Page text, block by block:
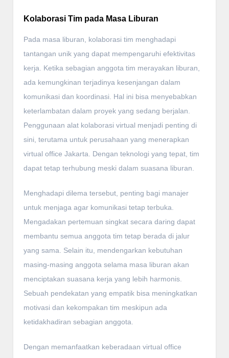
Kolaborasi Tim pada Masa Liburan
Pada masa liburan, kolaborasi tim menghadapi
tantangan unik yang dapat mempengaruhi efektivitas
kerja. Ketika sebagian anggota tim merayakan liburan,
ada kemungkinan terjadinya kesenjangan dalam
komunikasi dan koordinasi. Hal ini bisa menyebabkan
keterlambatan dalam proyek yang sedang berjalan.
Penggunaan alat kolaborasi virtual menjadi penting di
sini, terutama untuk perusahaan yang menerapkan
virtual office Jakarta. Dengan teknologi yang tepat, tim
dapat tetap terhubung meski dalam suasana liburan.
Menghadapi dilema tersebut, penting bagi manajer
untuk menjaga agar komunikasi tetap terbuka.
Mengadakan pertemuan singkat secara daring dapat
membantu semua anggota tim tetap berada di jalur
yang sama. Selain itu, mendengarkan kebutuhan
masing-masing anggota selama masa liburan akan
menciptakan suasana kerja yang lebih harmonis.
Sebuah pendekatan yang empatik bisa meningkatkan
motivasi dan kekompakan tim meskipun ada
ketidakhadiran sebagian anggota.
Dengan memanfaatkan keberadaan virtual office